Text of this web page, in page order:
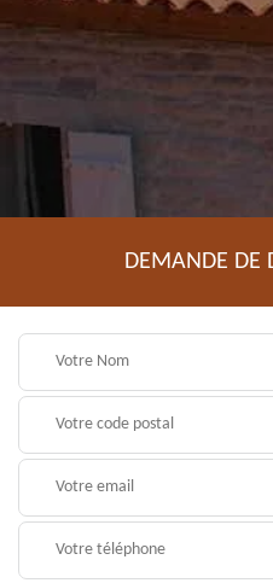
DEMANDE DE